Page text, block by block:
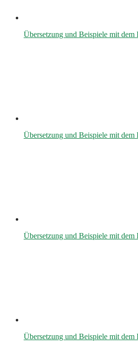
Übersetzung und Beispiele mit
Übersetzung und Beispiele mit dem
Übersetzung und Beispiele mit
Übersetzung und Beispiele mit dem